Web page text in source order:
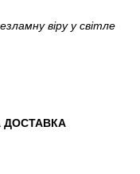
віру у світле
ДОСТАВКА